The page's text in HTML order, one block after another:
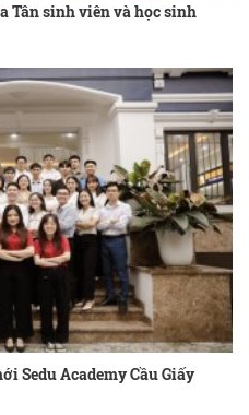
Tân sinh viên và học sinh
Sedu Academy Cầu Giấy